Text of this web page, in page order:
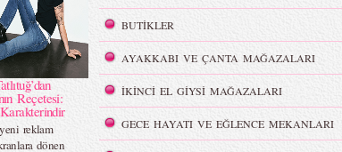
Reçetesi:
reklam
dönen
BUTİKLER
AYAKKABI VE ÇANTA MAĞAZALARI
İKİNCİ EL GİYSİ MAĞAZALARI
GECE HAYATI VE EĞLENCE MEKANLARI